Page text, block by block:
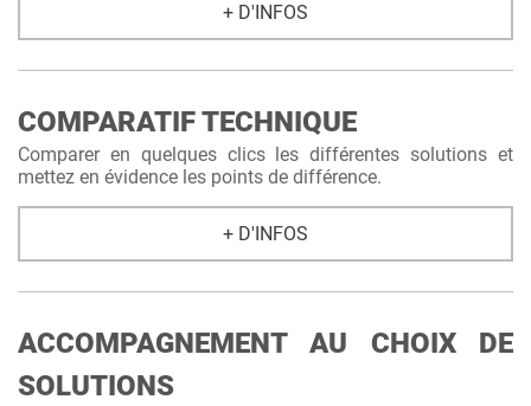
+ D'INFOS
COMPARATIF TECHNIQUE
Comparer en quelques clics les différentes solutions et
mettez en évidence les points de différence.
+ D'INFOS
ACCOMPAGNEMENT AU CHOIX DE
SOLUTIONS